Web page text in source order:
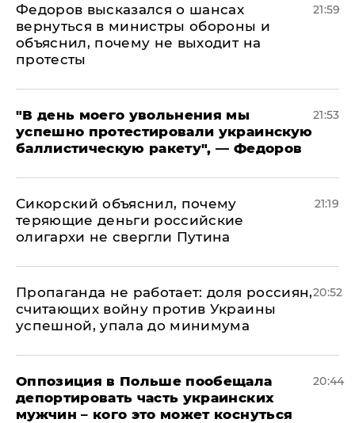
Федоров высказался о шансах
вернуться в министры обороны и
объяснил, почему не выходит на
протесты
21:59
​"В день моего увольнения мы
успешно протестировали украинскую
баллистическую ракету", — Федоров
21:53
Сикорский объяснил, почему
теряющие деньги российские
олигархи не свергли Путина
21:19
​Пропаганда не работает: доля россиян,
считающих войну против Украины
успешной, упала до минимума
20:52
Оппозиция в Польше пообещала
депортировать часть украинских
мужчин – кого это может коснуться
20:44